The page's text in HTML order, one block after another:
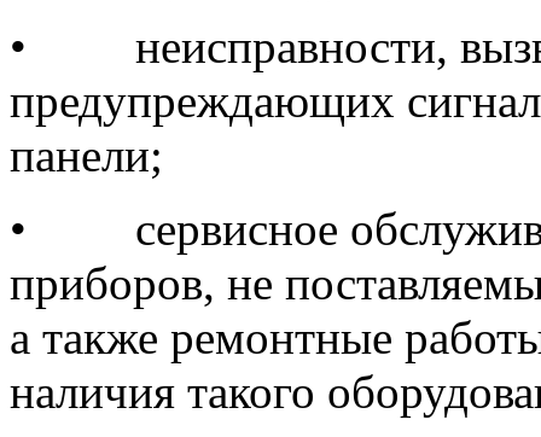
•
неисправности,
предупреждающих
панели;
•
сервисное
приборов, не
а также ремонтные
наличия такого